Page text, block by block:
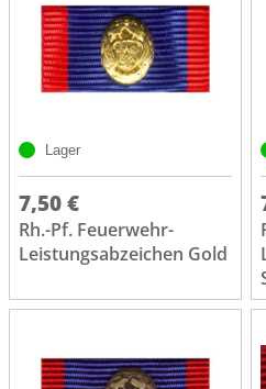
Lager
7,50 €
Rh.-Pf. Feuerwehr-
Leistungsabzeichen Gold